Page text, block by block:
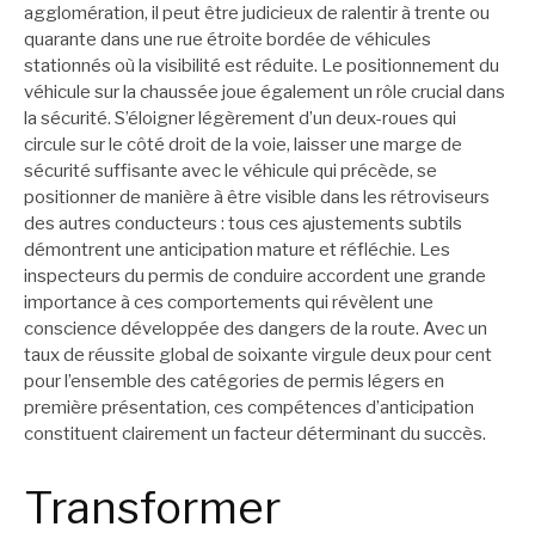
agglomération, il peut être judicieux de ralentir à trente ou
quarante dans une rue étroite bordée de véhicules
stationnés où la visibilité est réduite. Le positionnement du
véhicule sur la chaussée joue également un rôle crucial dans
la sécurité. S’éloigner légèrement d’un deux-roues qui
circule sur le côté droit de la voie, laisser une marge de
sécurité suffisante avec le véhicule qui précède, se
positionner de manière à être visible dans les rétroviseurs
des autres conducteurs : tous ces ajustements subtils
démontrent une anticipation mature et réfléchie. Les
inspecteurs du permis de conduire accordent une grande
importance à ces comportements qui révèlent une
conscience développée des dangers de la route. Avec un
taux de réussite global de soixante virgule deux pour cent
pour l’ensemble des catégories de permis légers en
première présentation, ces compétences d’anticipation
constituent clairement un facteur déterminant du succès.
Transformer